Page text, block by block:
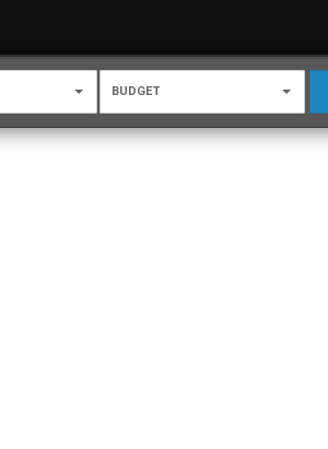
BUDGET